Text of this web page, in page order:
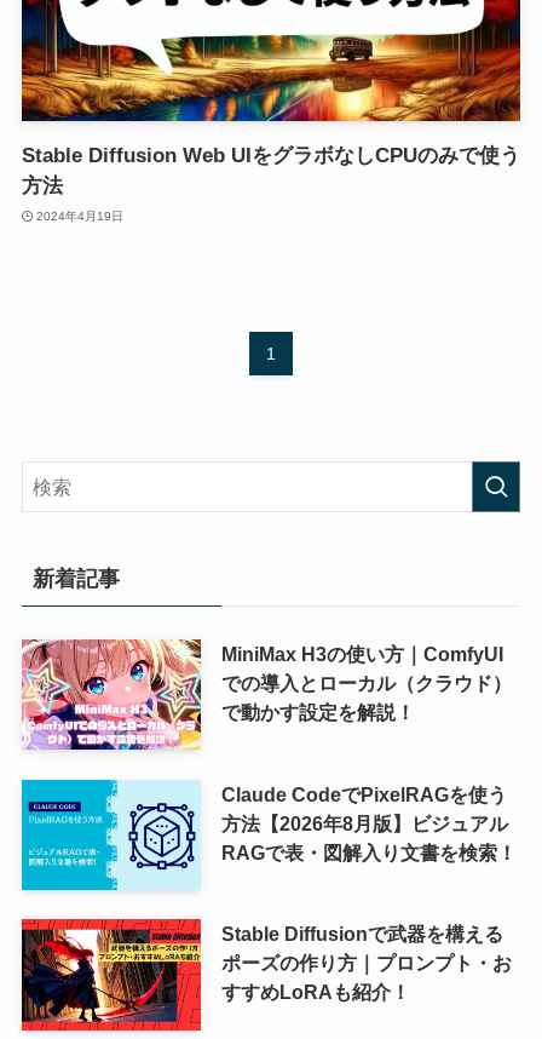
Stable Diffusion Web UIをグラボなしCPUのみで使う
方法
2024年4月19日
1
新着記事
MiniMax H3の使い方｜ComfyUI
での導入とローカル（クラウド）
で動かす設定を解説！
Claude CodeでPixelRAGを使う
方法【2026年8月版】ビジュアル
RAGで表・図解入り文書を検索！
Stable Diffusionで武器を構える
ポーズの作り方｜プロンプト・お
すすめLoRAも紹介！